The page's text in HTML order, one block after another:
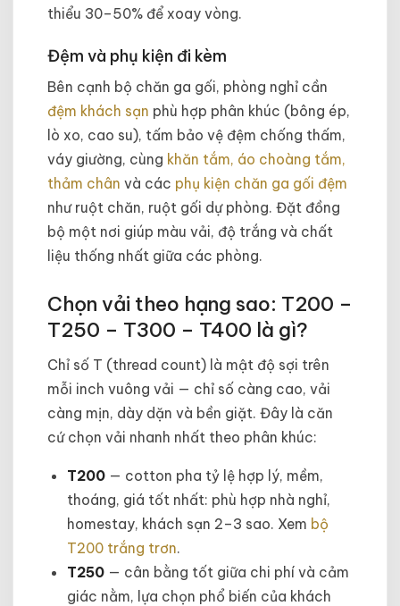
thiểu 30–50% để xoay vòng.
Đệm và phụ kiện đi kèm
Bên cạnh bộ chăn ga gối, phòng nghỉ cần
đệm khách sạn phù hợp phân khúc (bông ép,
lò xo, cao su), tấm bảo vệ đệm chống thấm,
váy giường, cùng khăn tắm, áo choàng tắm,
thảm chân và các phụ kiện chăn ga gối đệm
như ruột chăn, ruột gối dự phòng. Đặt đồng
bộ một nơi giúp màu vải, độ trắng và chất
liệu thống nhất giữa các phòng.
Chọn vải theo hạng sao: T200 –
T250 – T300 – T400 là gì?
Chỉ số T (thread count) là mật độ sợi trên
mỗi inch vuông vải — chỉ số càng cao, vải
càng mịn, dày dặn và bền giặt. Đây là căn
cứ chọn vải nhanh nhất theo phân khúc:
T200 — cotton pha tỷ lệ hợp lý, mềm,
thoáng, giá tốt nhất: phù hợp nhà nghỉ,
homestay, khách sạn 2–3 sao. Xem bộ
T200 trắng trơn.
T250 — cân bằng tốt giữa chi phí và cảm
giác nằm, lựa chọn phổ biến của khách